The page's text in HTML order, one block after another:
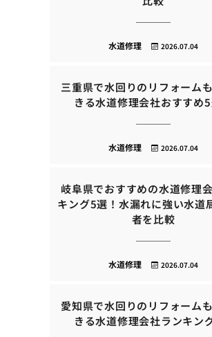
2026.07.04
水道修理
三重県で水回りのリフォーム
きる水道修理会社おすすめ5
2026.07.04
水道修理
岐阜県でおすすめの水道修理
キング5選！水漏れに強い水道
者を比較
2026.07.04
水道修理
愛知県で水回りのリフォーム
きる水道修理会社ランキン